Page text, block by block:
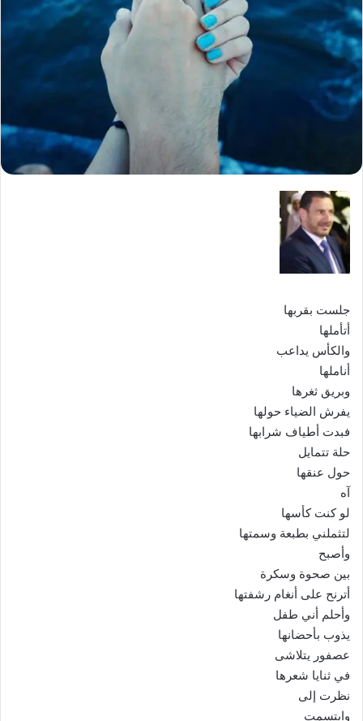
جلست بقربها
أتأملها
والكأس يداعب
أناملها
وبريق ثغرها
يفرش الضياء حولها
فبدت أطياف شرابها
حلة تتمايل
حول عنقها
آه
لو كنت كأسها
لتثملني بطبعة وسمتها
وأصبح
بين صحوة وسكرة
أترنح على أنغام رشفتها
وأحلم أني طفل
يذوب بأحضانها
عصفور يتلاشى
في ثنايا شعرها
نظرت إلى
وابتسمت